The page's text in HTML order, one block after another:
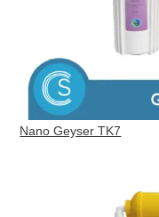
Nano Geyser TK7